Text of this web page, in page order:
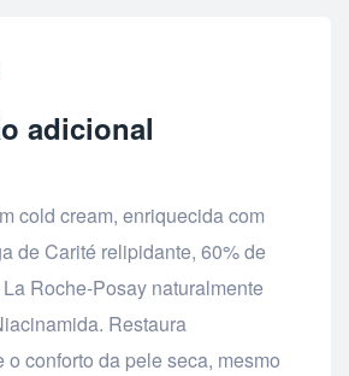
adicional
cold cream, enriquecida com
de Carité relipidante, 60% de
Roche-Posay naturalmente
Restaura
o conforto da pele seca, mesmo